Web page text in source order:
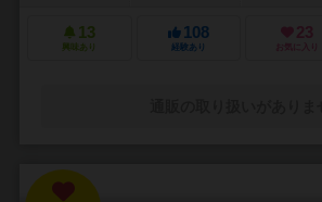
13
興味あり
108
経験あり
23
お気に入り